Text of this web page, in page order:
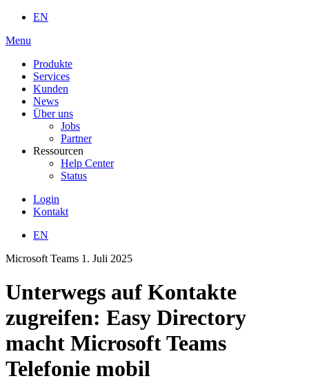
EN
Menu
Produkte
Services
Kunden
News
Über uns
Jobs
Partner
Ressourcen
Help Center
Status
Login
Kontakt
EN
Microsoft Teams 1. Juli 2025
Unterwegs auf Kontakte
zugreifen: Easy Directory
macht Microsoft Teams
Telefonie mobil